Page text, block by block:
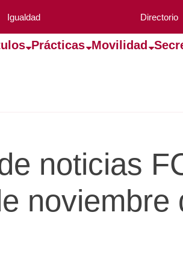
Igualdad Directorio
Prácticas Movilidad
noticias
noviembre